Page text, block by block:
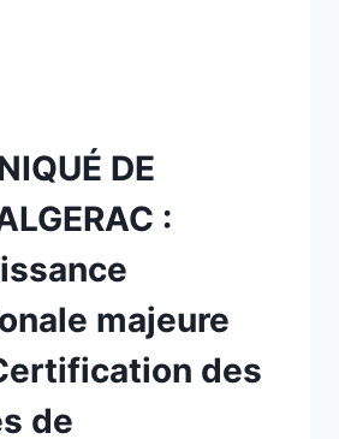
DE
:
majeure
des
de